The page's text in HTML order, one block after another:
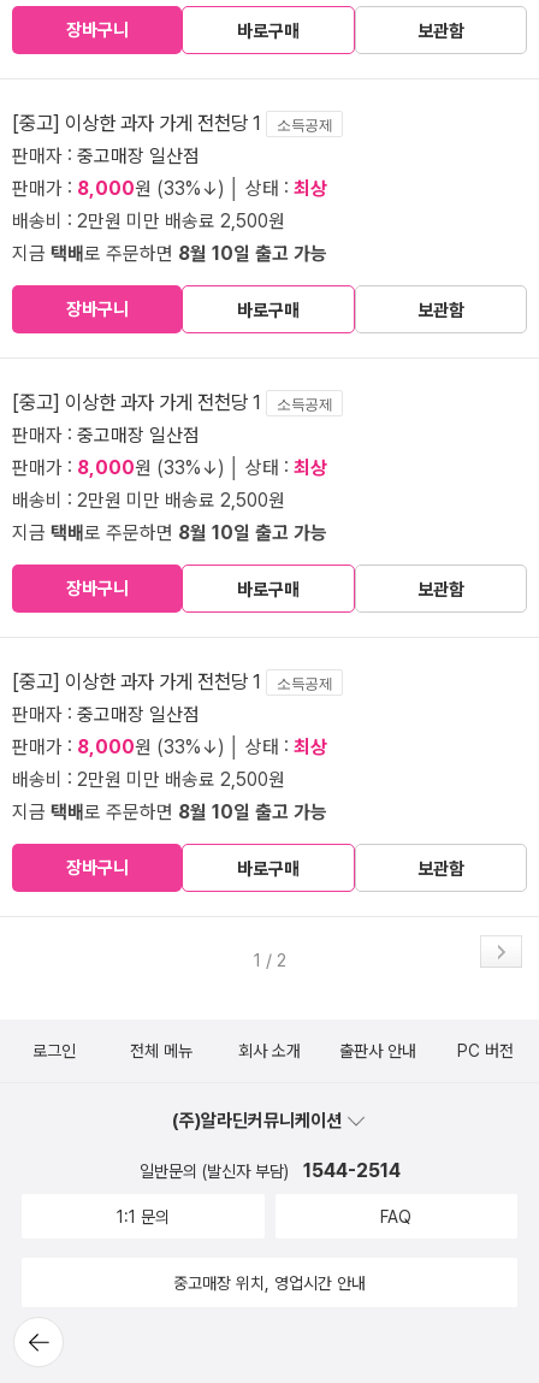
장바구니 바로구매 보관함
[중고] 이상한 과자 가게 전천당 1 소득공제
판매자 : 중고매장 일산점
판매가 : 8,000원 (33%↓) │ 상태 : 최상
배송비 : 2만원 미만 배송료 2,500원
지금 택배로 주문하면 8월 10일 출고 가능
장바구니 바로구매 보관함
[중고] 이상한 과자 가게 전천당 1 소득공제
판매자 : 중고매장 일산점
판매가 : 8,000원 (33%↓) │ 상태 : 최상
배송비 : 2만원 미만 배송료 2,500원
지금 택배로 주문하면 8월 10일 출고 가능
장바구니 바로구매 보관함
[중고] 이상한 과자 가게 전천당 1 소득공제
판매자 : 중고매장 일산점
판매가 : 8,000원 (33%↓) │ 상태 : 최상
배송비 : 2만원 미만 배송료 2,500원
지금 택배로 주문하면 8월 10일 출고 가능
장바구니 바로구매 보관함
1 / 2
뒤로가
기
로그인 전체 메뉴 회사 소개 출판사 안내 PC 버전
(주)알라딘커뮤니케이션
일반문의 (발신자 부담) 1544-2514
1:1 문의 FAQ
중고매장 위치, 영업시간 안내